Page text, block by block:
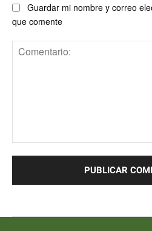
Guardar mi nombre y correo
que comente